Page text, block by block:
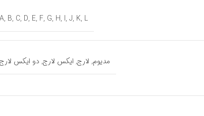
A, B, C, D, E, F, G, H, I, J, K, L
مدیوم, لارج, ایکس لارج,دو ایکس لارج